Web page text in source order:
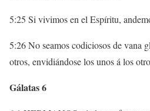
5:25 Si vivimos en el Espíritu,
5:26 No seamos codiciosos de vana
otros, envidiándose los unos á los
Gálatas 6